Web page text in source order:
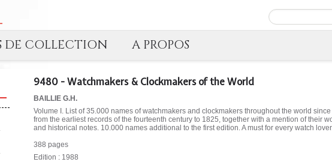
DE COLLECTION A PROPOS
9480 - Watchmakers & Clockmakers of the World
BAILLIE G.H.
Volume I. List of 35.000 names of watchmakers and clockmakers throughout the world
from the earliest records of the fourteenth century to 1825, together with a mention of their
and historical notes. 10.000 names additional to the first edition. A must for every watch
388 pages
Edition : 1988